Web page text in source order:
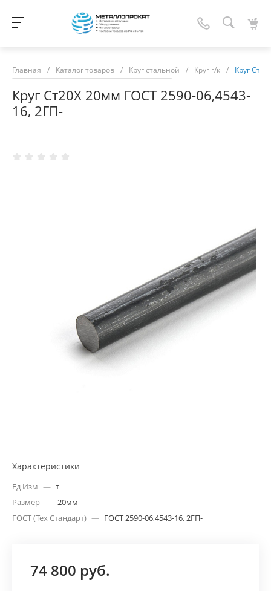
Главная / Каталог товаров / Круг стальной / Круг г/к / Круг
Круг Ст20Х 20мм ГОСТ 2590-06,4543-
16, 2ГП-
Характеристики
Ед Изм — т
Размер — 20мм
ГОСТ (Тех Стандарт) — ГОСТ 2590-06,4543-16, 2ГП-
74 800 руб.